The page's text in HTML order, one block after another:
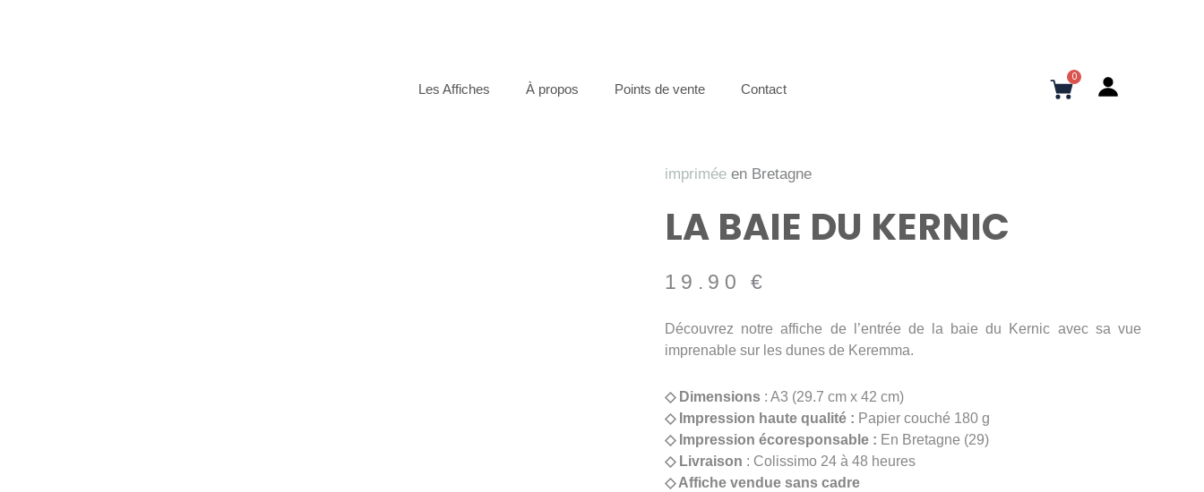
Les Affiches À propos Points de vente Contact
0
Panier
imprimée en Bretagne
LA BAIE DU KERNIC
19.90€
Découvrez notre affiche de l’entrée de la baie du Kernic avec sa vue
imprenable sur les dunes de Keremma.
◇ Dimensions : A3 (29.7 cm x 42 cm)
◇ Impression haute qualité : Papier couché 180 g
◇ Impression écoresponsable : En Bretagne (29)
◇ Livraison : Colissimo 24 à 48 heures
◇ Affiche vendue sans cadre